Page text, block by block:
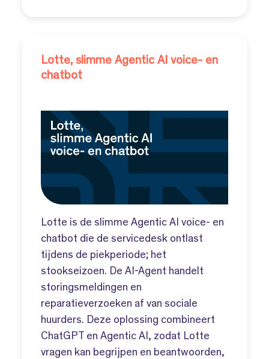
Lotte, slimme Agentic AI voice- en
chatbot
Lotte is de slimme Agentic AI voice- en
chatbot die de servicedesk ontlast
tijdens de piekperiode; het
stookseizoen. De AI-Agent handelt
storingsmeldingen en
reparatieverzoeken af van sociale
huurders. Deze oplossing combineert
ChatGPT en Agentic AI, zodat Lotte
vragen kan begrijpen en beantwoorden,